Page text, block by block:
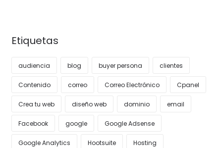
Etiquetas
audiencia blog buyer persona clientes
Contenido correo Correo Electrónico Cpanel
Crea tu web diseño web dominio email
Facebook google Google Adsense
Google Analytics Hootsuite Hosting